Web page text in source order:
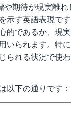
や期待が現実離
示す英語表現で
的であるか、現
いられます。特
られる状況で使
以下の通りです：